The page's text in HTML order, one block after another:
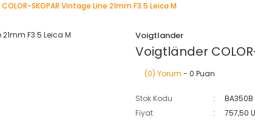
SKOPAR Vintage Line 21mm F3.5 Leica M
Voigtlander
Voigtländer
(0) Yorum - 0 Puan
Stok Kodu
BA350B
Fiyat
757,50